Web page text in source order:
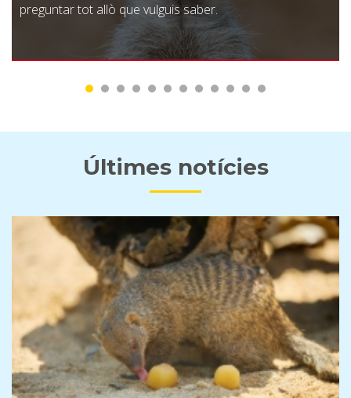
preguntar tot allò que vulguis saber.
Últimes notícies